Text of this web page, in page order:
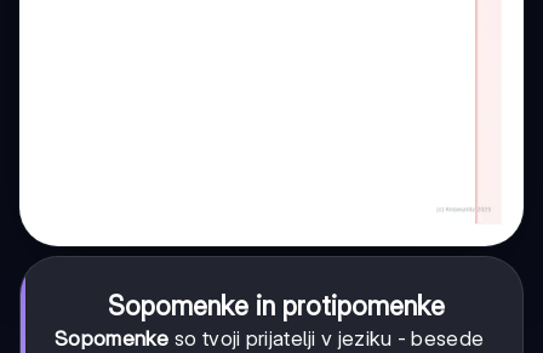
Sopomenke in protipomenke
Sopomenke so tvoji prijatelji v jeziku - besede